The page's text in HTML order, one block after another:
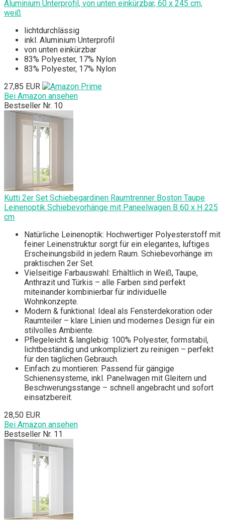
Aluminium Unterprofil, von unten einkürzbar, 60 x 245 cm,
weiß
lichtdurchlässig
inkl. Aluminium Unterprofil
von unten einkürzbar
83% Polyester, 17% Nylon
83% Polyester, 17% Nylon
27,85 EUR
Bei Amazon ansehen
Bestseller Nr. 10
Kutti 2er Set Schiebegardinen Raumtrenner Boston Taupe
Leinenoptik Schiebevorhänge mit Paneelwagen B 60 x H 225
cm
Natürliche Leinenoptik: Hochwertiger Polyesterstoff mit
feiner Leinenstruktur sorgt für ein elegantes, luftiges
Erscheinungsbild in jedem Raum. Schiebevorhänge im
praktischen 2er Set.
Vielseitige Farbauswahl: Erhältlich in Weiß, Taupe,
Anthrazit und Türkis – alle Farben sind perfekt
miteinander kombinierbar für individuelle
Wohnkonzepte.
Modern & funktional: Ideal als Fensterdekoration oder
Raumteiler – klare Linien und modernes Design für ein
stilvolles Ambiente.
Pflegeleicht & langlebig: 100% Polyester, formstabil,
lichtbeständig und unkompliziert zu reinigen – perfekt
für den täglichen Gebrauch.
Einfach zu montieren: Passend für gängige
Schienensysteme, inkl. Panelwagen mit Gleitern und
Beschwerungsstange – schnell angebracht und sofort
einsatzbereit.
28,50 EUR
Bei Amazon ansehen
Bestseller Nr. 11